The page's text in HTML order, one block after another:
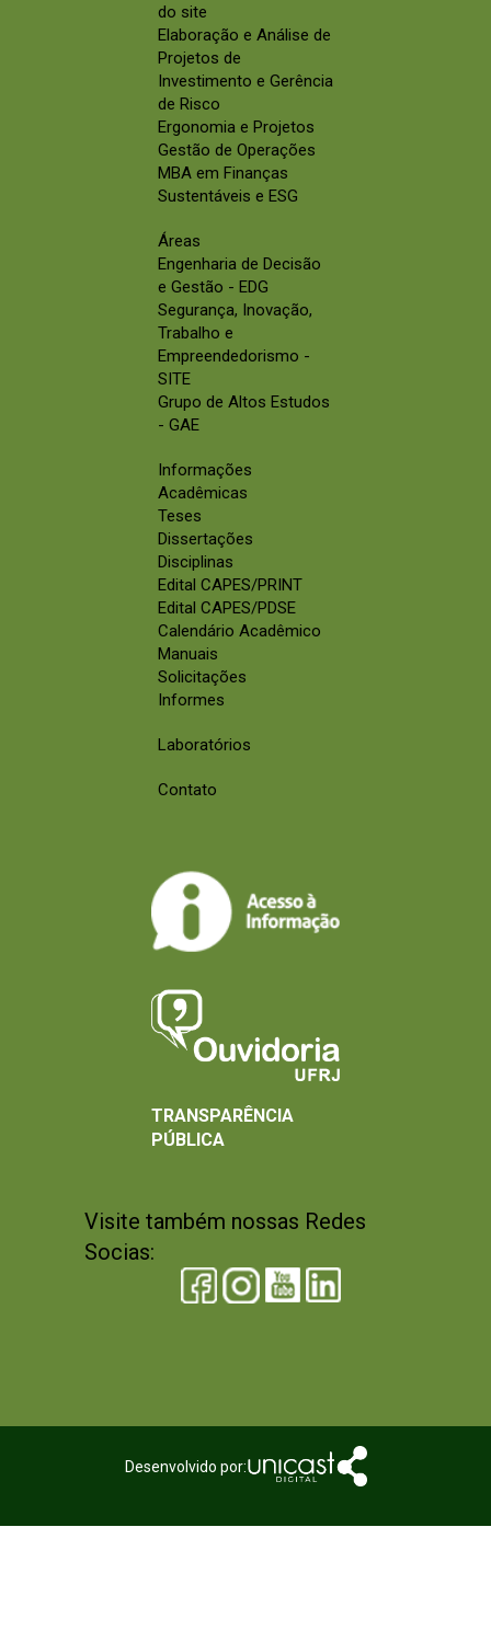
do site
Elaboração e Análise de
Projetos de
Investimento e Gerência
de Risco
Ergonomia e Projetos
Gestão de Operações
MBA em Finanças
Sustentáveis e ESG
Áreas
Engenharia de Decisão
e Gestão - EDG
Segurança, Inovação,
Trabalho e
Empreendedorismo -
SITE
Grupo de Altos Estudos
- GAE
Informações
Acadêmicas
Teses
Dissertações
Disciplinas
Edital CAPES/PRINT
Edital CAPES/PDSE
Calendário Acadêmico
Manuais
Solicitações
Informes
Laboratórios
Contato
Visite também nossas Redes
Socias:
TRANSPARÊNCIA
PÚBLICA
Desenvolvido por: